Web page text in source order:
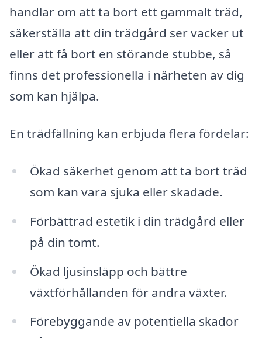
handlar om att ta bort ett gammalt träd,
säkerställa att din trädgård ser vacker ut
eller att få bort en störande stubbe, så
finns det professionella i närheten av dig
som kan hjälpa.
En trädfällning kan erbjuda flera fördelar:
Ökad säkerhet genom att ta bort träd
som kan vara sjuka eller skadade.
Förbättrad estetik i din trädgård eller
på din tomt.
Ökad ljusinsläpp och bättre
växtförhållanden för andra växter.
Förebyggande av potentiella skador